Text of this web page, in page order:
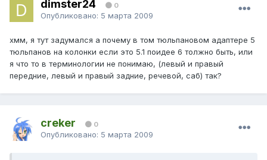
dimster24 0
Опубликовано: 5 марта 2009
хмм, я тут задумался а почему в том тюльпановом адаптере 5
тюльпанов на колонки если это 5.1 поидее 6 толжно быть, или
я что то в терминологии не понимаю, (левый и правый
передние, левый и правый задние, речевой, саб) так?
creker 0
Опубликовано: 5 марта 2009